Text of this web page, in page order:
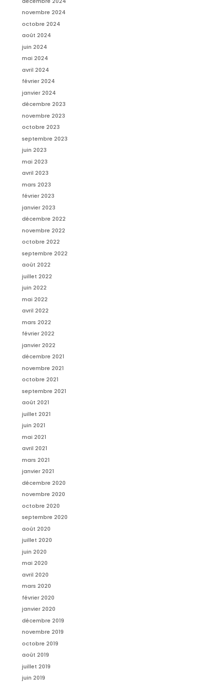
novembre 2024
octobre 2024
août 2024
juin 2024
mai 2024
avril 2024
février 2024
janvier 2024
décembre 2023
novembre 2023
octobre 2023
septembre 2023
juin 2023
mai 2023
avril 2023
mars 2023
février 2023
janvier 2023
décembre 2022
novembre 2022
octobre 2022
septembre 2022
août 2022
juillet 2022
juin 2022
mai 2022
avril 2022
mars 2022
février 2022
janvier 2022
décembre 2021
novembre 2021
octobre 2021
septembre 2021
août 2021
juillet 2021
juin 2021
mai 2021
avril 2021
mars 2021
janvier 2021
décembre 2020
novembre 2020
octobre 2020
septembre 2020
août 2020
juillet 2020
juin 2020
mai 2020
avril 2020
mars 2020
février 2020
janvier 2020
décembre 2019
novembre 2019
octobre 2019
août 2019
juillet 2019
juin 2019